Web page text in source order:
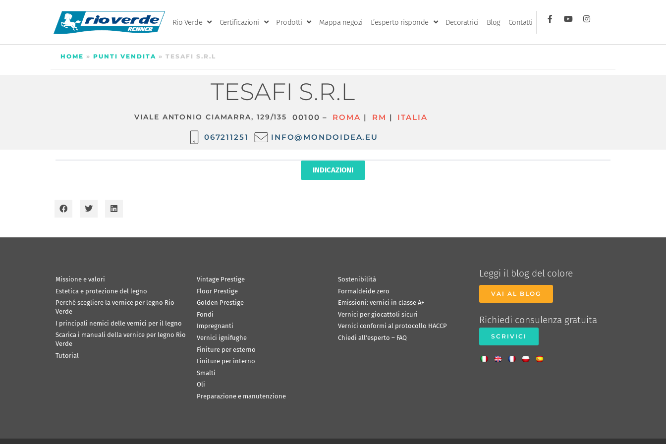
Rio Verde Certificazioni Prodotti Mappa negozi L’esperto risponde Decoratrici Blog Contatti
HOME » PUNTI VENDITA » TESAFI S.R.L
TESAFI S.R.L
VIALE ANTONIO CIAMARRA, 129/135 00100 – ROMA | RM | ITALIA
067211251 INFO@MONDOIDEA.EU
INDICAZIONI
Missione e valori
Estetica e protezione del legno
Perché scegliere la vernice per legno Rio
Verde
I principali nemici delle vernici per il legno
Scarica i manuali della vernice per legno Rio
Verde
Tutorial
Vintage Prestige
Floor Prestige
Golden Prestige
Fondi
Impregnanti
Vernici ignifughe
Finiture per esterno
Finiture per interno
Smalti
Oli
Preparazione e manutenzione
Sostenibilità
Formaldeide zero
Emissioni: vernici in classe A+
Vernici per giocattoli sicuri
Vernici conformi al protocollo HACCP
Chiedi all’esperto – FAQ
Leggi il blog del colore
VAI AL BLOG
Richiedi consulenza gratuita
SCRIVICI